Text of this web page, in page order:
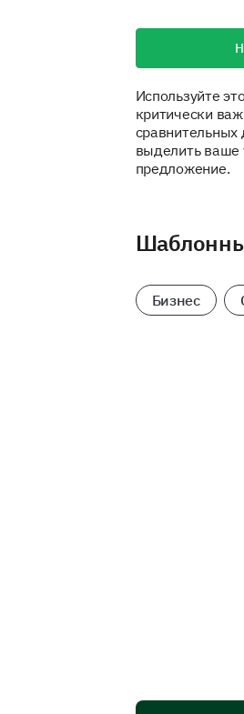
Используйте
критически
выделить ваше
предложение.
Бизнес